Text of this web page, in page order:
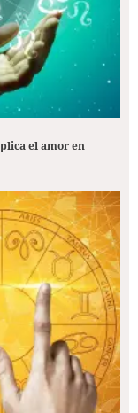
el amor en